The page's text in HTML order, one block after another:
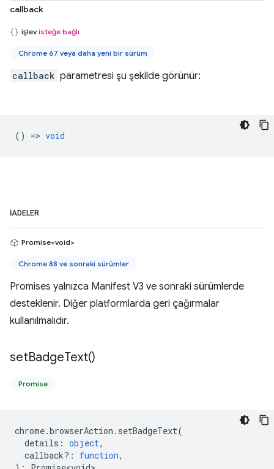
callback
işlevisteğe bağlı
Chrome 67 veya daha yeni bir sürüm
callback parametresi şu şekilde görünür:
() => void
İADELER
Promise<void>
Chrome 88 ve sonraki sürümler
Promises yalnızca Manifest V3 ve sonraki sürümlerde
desteklenir. Diğer platformlarda geri çağırmalar
kullanılmalıdır.
setBadgeText()
Promise
chrome.browserAction . setBadgeText(
details : object,
callback? : function,